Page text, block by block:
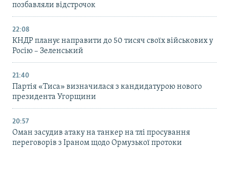
позбавляли відстрочок
22:08
КНДР планує направити до 50 тисяч своїх військових у
Росію – Зеленський
21:40
Партія «Тиса» визначилася з кандидатурою нового
президента Угорщини
20:57
Оман засудив атаку на танкер на тлі просування
переговорів з Іраном щодо Ормузької протоки